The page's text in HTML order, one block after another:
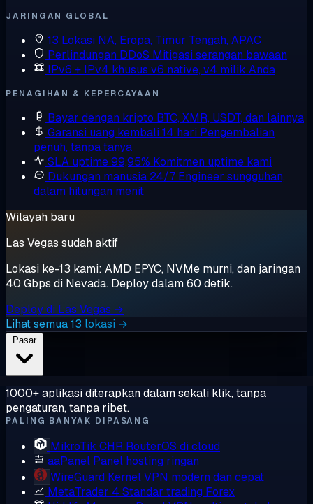
JARINGAN GLOBAL
13 Lokasi NA, Eropa, Timur Tengah, APAC
Perlindungan DDoS Mitigasi serangan bawaan
IPv6 + IPv4 khusus v6 native, v4 milik Anda
PENAGIHAN & KEPERCAYAAN
Bayar dengan kripto BTC, XMR, USDT, dan lainnya
Garansi uang kembali 14 hari Pengembalian
penuh, tanpa tanya
SLA uptime 99,95% Komitmen uptime kami
Dukungan manusia 24/7 Engineer sungguhan,
dalam hitungan menit
Wilayah baru
Las Vegas sudah aktif
Lokasi ke-13 kami: AMD EPYC, NVMe murni, dan jaringan
40 Gbps di Nevada. Deploy dalam 60 detik.
Deploy di Las Vegas →
Lihat semua 13 lokasi →
Pasar
1000+ aplikasi diterapkan dalam sekali klik, tanpa
pengaturan, tanpa ribet.
PALING BANYAK DIPASANG
MikroTik CHR RouterOS di cloud
aaPanel Panel hosting ringan
WireGuard Kernel VPN modern dan cepat
MetaTrader 4 Standar trading Forex